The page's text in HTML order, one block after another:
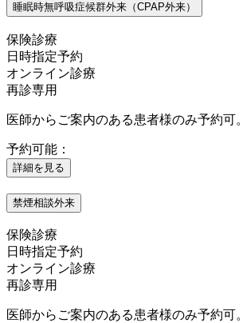
睡眠時無呼吸症候群外来（CPAP外来）
保険診療
日時指定予約
オンライン診療
再診専用
医師からご案内のある患者様のみ予約可。
予約可能：
詳細を見る
禁煙相談外来
保険診療
日時指定予約
オンライン診療
再診専用
医師からご案内のある患者様のみ予約可。